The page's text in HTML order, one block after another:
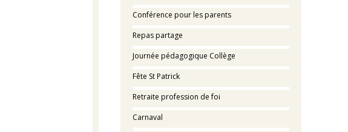
Conférence pour les parents
Repas partage
Journée pédagogique Collège
Fête St Patrick
Retraite profession de foi
Carnaval